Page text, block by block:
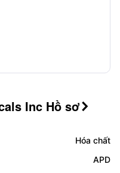
Inc Hồ sơ 
Hóa chất
APD